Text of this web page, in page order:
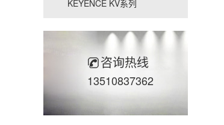
KEYENCE KV系列
咨询热线
13510837362